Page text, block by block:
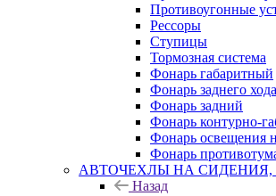
Противоугонные
Рессоры
Ступицы
Тормозная система
Фонарь габаритный
Фонарь заднего хода
Фонарь задний
Фонарь контурно-
Фонарь освещения
Фонарь
АВТОЧЕХЛЫ НА
Назад